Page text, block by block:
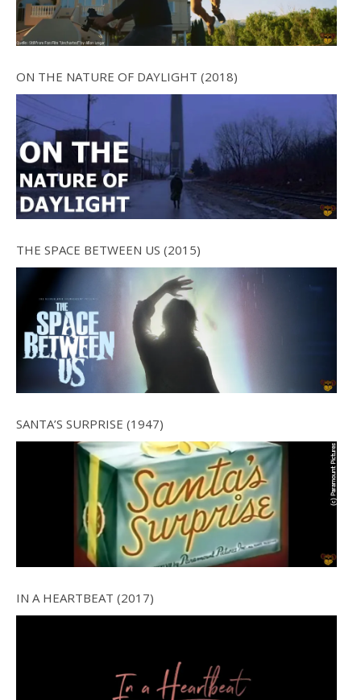
ON THE NATURE OF DAYLIGHT (2018)
THE SPACE BETWEEN US (2015)
SANTA’S SURPRISE (1947)
IN A HEARTBEAT (2017)